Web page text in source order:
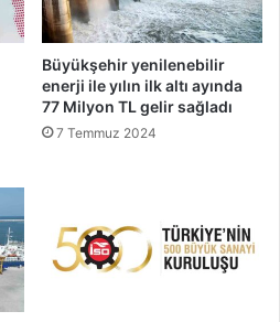
Büyükşehir yenilenebilir
enerji ile yılın ilk altı ayında
77 Milyon TL gelir sağladı
7 Temmuz 2024